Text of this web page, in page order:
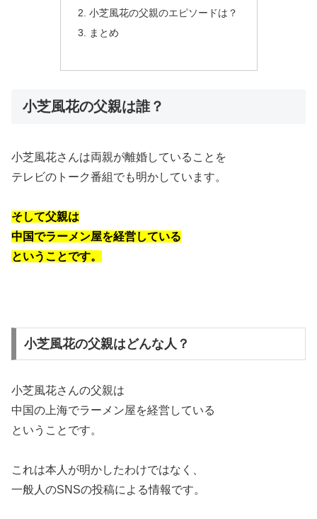
小芝風花の父親のエピソードは？
まとめ
小芝風花の父親は誰？
小芝風花さんは両親が離婚していることを
テレビのトーク番組でも明かしています。
そして父親は
中国でラーメン屋を経営している
ということです。
小芝風花の父親はどんな人？
小芝風花さんの父親は
中国の上海でラーメン屋を経営している
ということです。
これは本人が明かしたわけではなく、
一般人のSNSの投稿による情報です。